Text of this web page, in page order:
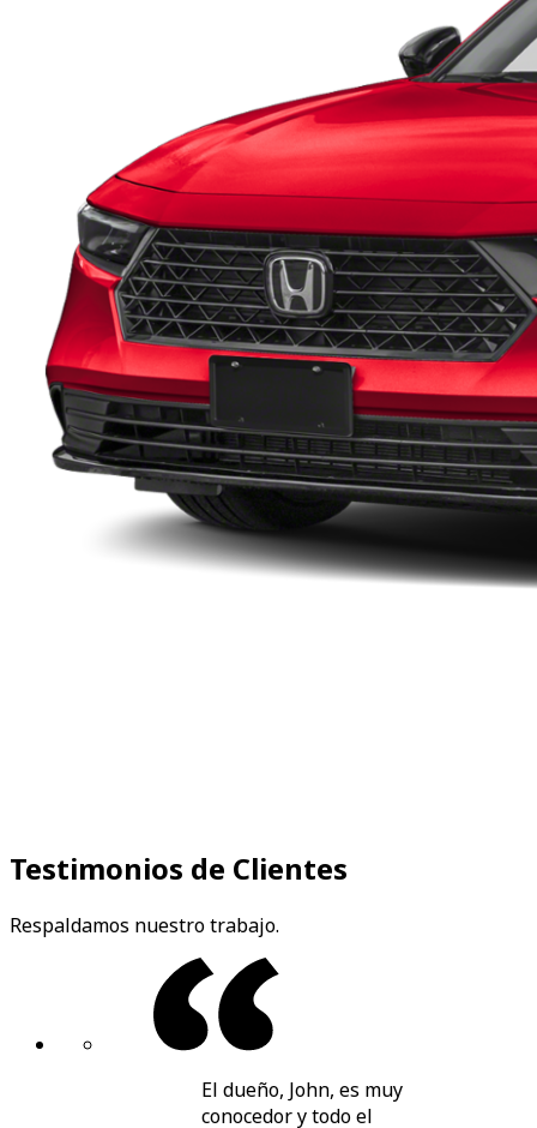
Testimonios de Clientes
Respaldamos nuestro trabajo.
El dueño, John, es muy
conocedor y todo el